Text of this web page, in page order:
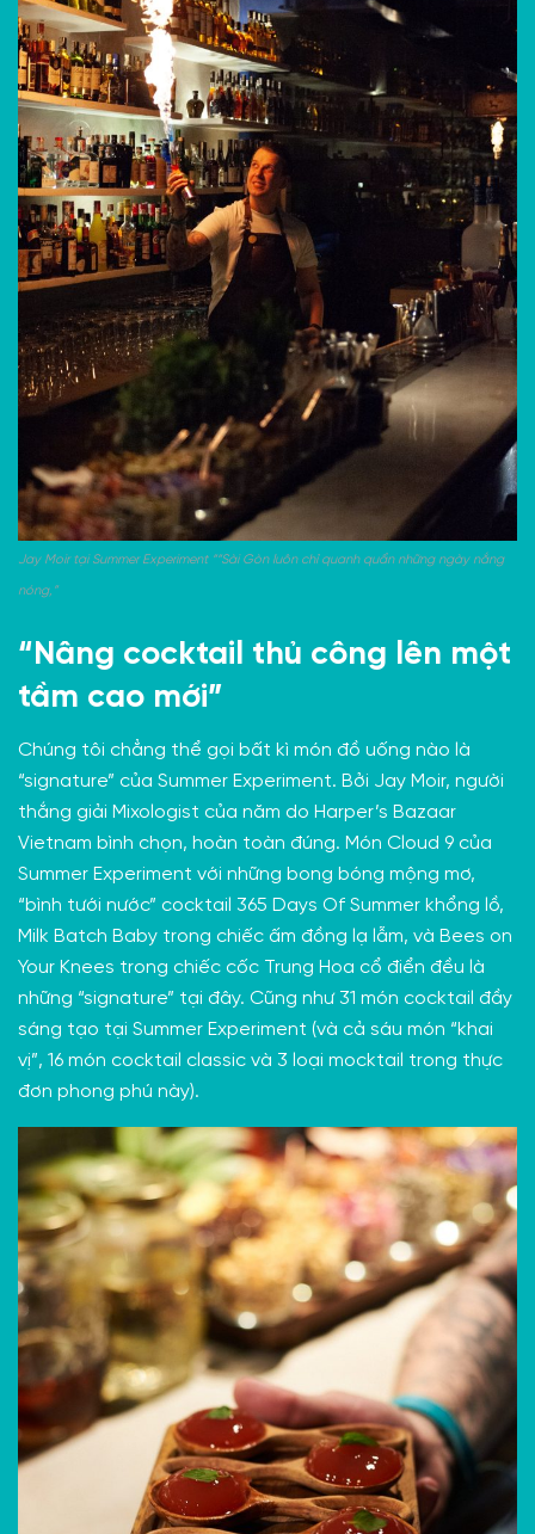
Jay Moir tại Summer Experiment ““Sài Gòn luôn chỉ quanh quẩn những ngày nắng
nóng,”
“Nâng cocktail thủ công lên một
tầm cao mới”
Chúng tôi chẳng thể gọi bất kì món đồ uống nào là
“signature” của Summer Experiment. Bởi Jay Moir, người
thắng giải Mixologist của năm do Harper’s Bazaar
Vietnam bình chọn, hoàn toàn đúng. Món Cloud 9 của
Summer Experiment với những bong bóng mộng mơ,
“bình tưới nước” cocktail 365 Days Of Summer khổng lồ,
Milk Batch Baby trong chiếc ấm đồng lạ lẫm, và Bees on
Your Knees trong chiếc cốc Trung Hoa cổ điển đều là
những “signature” tại đây. Cũng như 31 món cocktail đầy
sáng tạo tại Summer Experiment (và cả sáu món “khai
vị”, 16 món cocktail classic và 3 loại mocktail trong thực
đơn phong phú này).